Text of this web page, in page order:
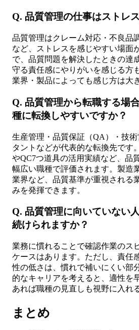
Q. 品質管理の仕事はストレ
品質管理はクレーム対応・不良品
など、ストレスを感じやすい場面
で、品質問題を解決したときの達
守る責任感にやりがいを感じる方
業界・製品によっても感じ方は大
Q. 品質管理から転職する場
種に転換しやすいですか？
生産管理・品質保証（QA）・技
タントなどが代表的な転換先です
やQC7つ道具の活用実績など、品
幅広い職種で評価されます。製造
業界など、品質基準が重視される
みを発揮できます。
Q. 品質管理に向いていない
続けられますか？
業務に慣れることで確認作業のス
ケースはあります。ただし、責任
性の低さは、慣れで補いにくい部
的なキャリアを考えると、適性を
あれば職種の見直しも視野に入れ
まとめ